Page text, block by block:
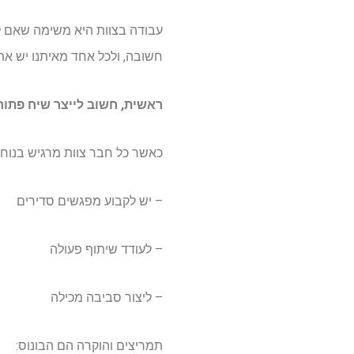
עבודה בצוות היא משימה שאם
חשובה, ולכל אחד מאיתנו יש
ראשית, חשוב לייצר שיח
כאשר כל חבר צוות מרגיש בנוח
– יש לקבוע מפגשים סדירים
– לעודד שיתוף פעולה
– ליצור סביבה מכילה
תמריצים והוקרה הם הבונוס: